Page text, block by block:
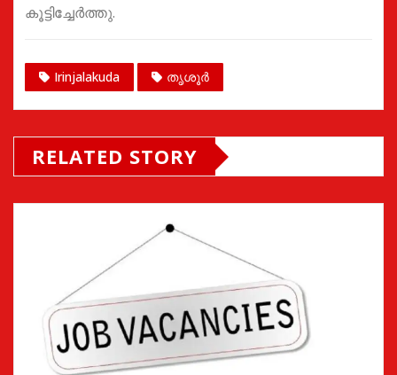
കൂട്ടിച്ചേർത്തു.
Irinjalakuda തൃശൂർ
RELATED STORY